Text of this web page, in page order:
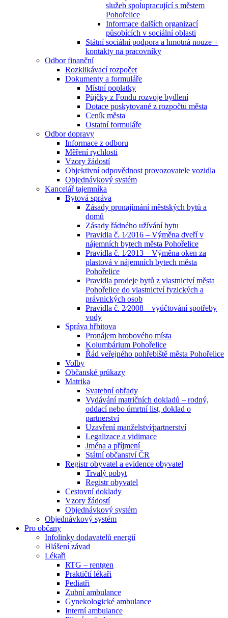
služeb spolupracující s městem
Pohořelice
Informace dalších organizací
působících v sociální oblasti
Státní sociální podpora a hmotná nouze +
kontakty na pracovníky
Odbor finanční
Rozklikávací rozpočet
Dokumenty a formuláře
Místní poplatky
Půjčky z Fondu rozvoje bydlení
Dotace poskytované z rozpočtu města
Ceník města
Ostatní formuláře
Odbor dopravy
Informace z odboru
Měření rychlosti
Vzory žádostí
Objektivní odpovědnost provozovatele vozidla
Objednávkový systém
Kancelář tajemníka
Bytová správa
Zásady pronajímání městských bytů a
domů
Zásady řádného užívání bytu
Pravidla č. 1⁄2016 – Výměna dveří v
nájemních bytech města Pohořelice
Pravidla č. 1⁄2013 – Výměna oken za
plastová v nájemních bytech města
Pohořelice
Pravidla prodeje bytů z vlastnictví města
Pohořelice do vlastnictví fyzických a
právnických osob
Pravidla č. 2⁄2008 – vyúčtování spotřeby
vody
Správa hřbitova
Pronájem hrobového místa
Kolumbárium Pohořelice
Řád veřejného pohřebiště města Pohořelice
Volby
Občanské průkazy
Matrika
Svatební obřady
Vydávání matričních dokladů – rodný,
oddací nebo úmrtní list, doklad o
partnerství
Uzavření manželství⁄partnerství
Legalizace a vidimace
Jména a příjmení
Státní občanství ČR
Registr obyvatel a evidence obyvatel
Trvalý pobyt
Registr obyvatel
Cestovní doklady
Vzory žádostí
Objednávkový systém
Objednávkový systém
Pro občany
Infolinky dodavatelů energií
Hlášení závad
Lékaři
RTG – rentgen
Praktičtí lékaři
Pediatři
Zubní ambulance
Gynekologické ambulance
Interní ambulance